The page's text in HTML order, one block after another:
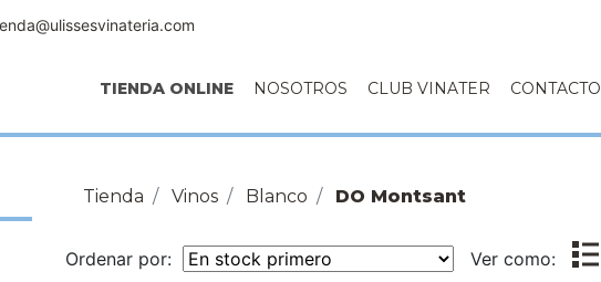
TIENDA ONLINE NOSOTROS CLUB VINATER CONTACTO
Tienda Vinos Blanco DO Montsant
Ordenar por: Ver como: